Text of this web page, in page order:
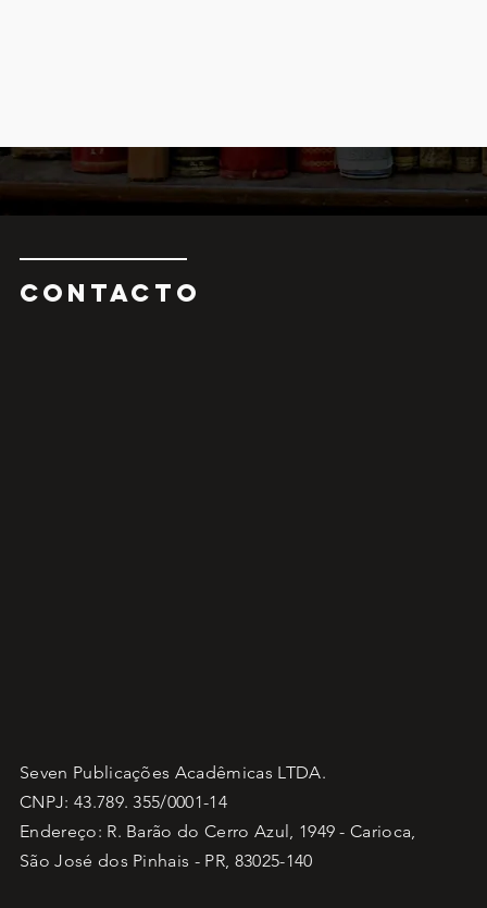
CONTAcTO
Seven Publicações Acadêmicas LTDA.
CNPJ: 43.789. 355/0001-14
Endereço: R. Barão do Cerro Azul, 1949 - Carioca,
São José dos Pinhais - PR, 83025-140